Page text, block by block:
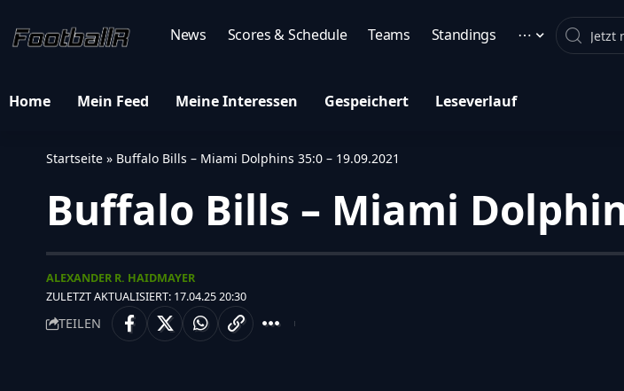
News Scores & Schedule Teams Standings ⋯
Home Mein Feed Meine Interessen Gespeichert Leseverlauf
Startseite » Buffalo Bills – Miami Dolphins 35:0 – 19.09.2021
Buffalo Bills – Miami
ZULETZT AKTUALISIERT: 17.04.25 20:30
ALEXANDER R. HAIDMAYER
TEILEN